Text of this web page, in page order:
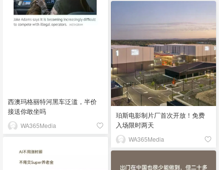
西澳玛格丽特河黑车泛滥，半价
接送你敢坐吗
WA365Media
珀斯电影制片厂首次开放！免费
入场限时两天
WA365Media